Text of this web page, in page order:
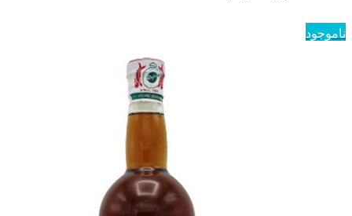
ناموجود